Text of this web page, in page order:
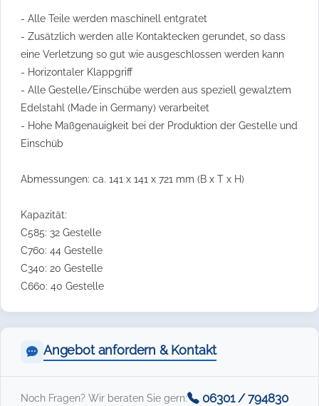
- Alle Teile werden maschinell entgratet
- Zusätzlich werden alle Kontaktecken gerundet, so dass
eine Verletzung so gut wie ausgeschlossen werden kann
- Horizontaler Klappgriff
- Alle Gestelle/Einschübe werden aus speziell gewalztem
Edelstahl (Made in Germany) verarbeitet
- Hohe Maßgenauigkeit bei der Produktion der Gestelle und
Einschüb
Abmessungen: ca. 141 x 141 x 721 mm (B x T x H)
Kapazität:
C585: 32 Gestelle
C760: 44 Gestelle
C340: 20 Gestelle
C660: 40 Gestelle
Angebot anfordern & Kontakt
Noch Fragen? Wir beraten Sie gern: 06301 / 794830